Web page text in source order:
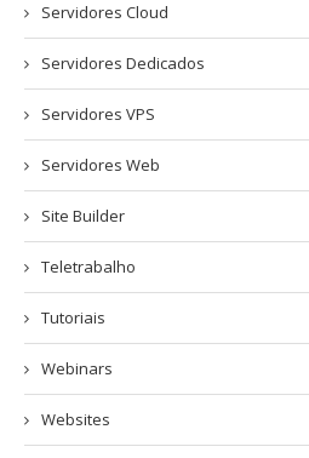
Servidores Cloud
Servidores Dedicados
Servidores VPS
Servidores Web
Site Builder
Teletrabalho
Tutoriais
Webinars
Websites